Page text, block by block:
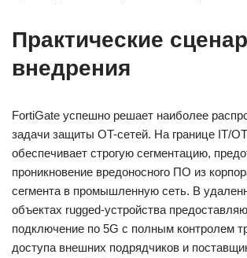
Практические
внедрения
FortiGate успешно решает наиболее
задачи защиты OT-сетей. На границе IT/
обеспечивает строгую сегментацию,
проникновение вредоносного ПО из
сегмента в промышленную сеть. В
объектах rugged-устройства
подключение по 5G с полным контролем
доступа внешних подрядчиков и